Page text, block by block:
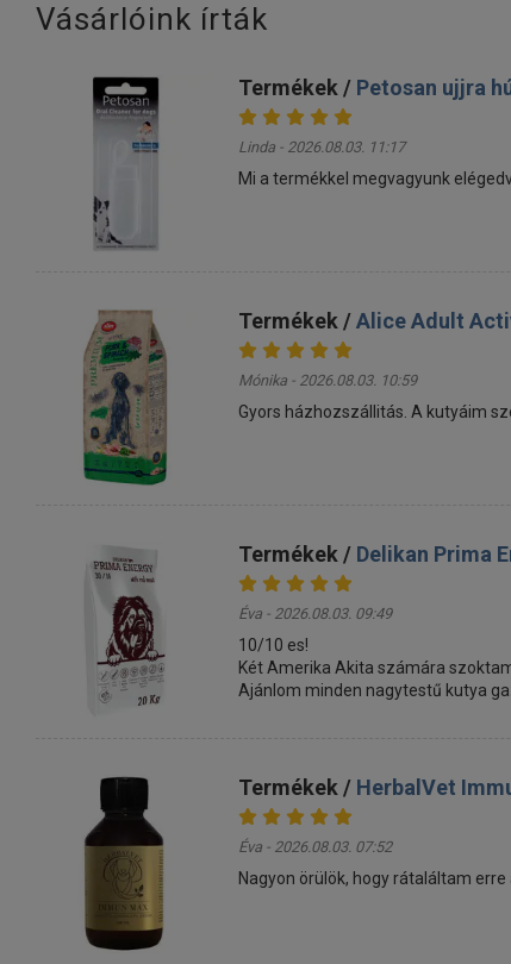
Vásárlóink írták
Termékek / Petosan ujjra
Linda - 2026.08.03. 11:17
Mi a termékkel megvagyunk
Termékek /Alice Adult
Mónika - 2026.08.03. 10:59
Gyors házhozszállitás. A kutyáim
Termékek / Delikan Prima
Éva - 2026.08.03. 09:49
10/10 es!
Két Amerika Akita számára
Ajánlom minden nagytestű kutya
Termékek / HerbalVet
Éva - 2026.08.03. 07:52
Nagyon örülök, hogy rátaláltam